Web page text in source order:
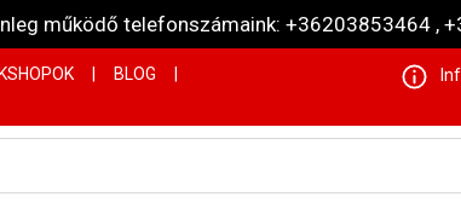
működő telefonszámaink: +36203853464 ,
BLOG